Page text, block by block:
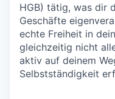
HGB) tätig, was dir
Geschäfte
echte Freiheit in
gleichzeitig nicht
aktiv auf deinem
Selbstständigkeit